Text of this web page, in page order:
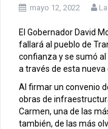
mayo 12, 2022
El Gobernador David
fallará al pueblo de
confianza y se sumó
a través de esta nueva
Al firmar un convenio
obras de
Carmen, una de las
también, de las más